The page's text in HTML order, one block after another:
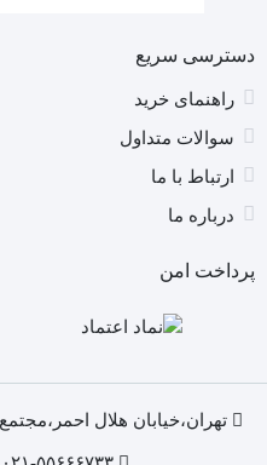
دسترسی سریع
راهنمای خرید
سوالات متداول
ارتباط با ما
درباره ما
پرداخت امن
تهران،خیابان هلال